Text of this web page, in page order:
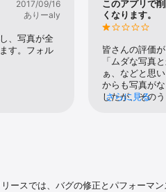
ックで保護することも可能です。
しょう。連絡先の相手はもちろん、
を共有できます。
。保存中も共有時も、Google の高度
2017/09/16
ありーaly
、写真が全
す。フォル
このアプリで
くなります。
皆さんの評価
「ムダな写真
ぁ、などと思
からも写真が
したが、その
た。写真の消
さらに見る
スでは、バグの修正とパフォーマン